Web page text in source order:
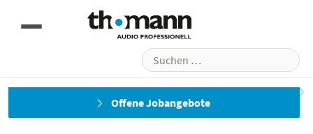
Offene Jobangebote
Stage Tec WolfVision